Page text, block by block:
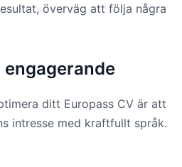
överväg att följa några
ditt Europass CV är att
intresse med kraftfullt språk.